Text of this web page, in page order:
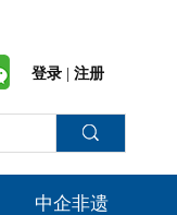
登录 注册
中企非遗